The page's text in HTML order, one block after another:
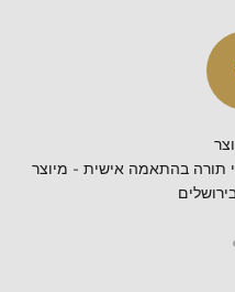
תורה בהתאמה אישית - מיוצר